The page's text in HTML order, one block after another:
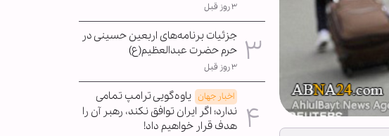
۳ روز قبل
جزئیات برنامه‌های اربعین حسینی در
حرم حضرت عبدالعظیم(ع)
۳ روز قبل
اخبار جهان یاوه‌گویی ترامپ تمامی
ندارد؛ اگر ایران توافق نکند، رهبر آن را
هدف قرار خواهیم داد!